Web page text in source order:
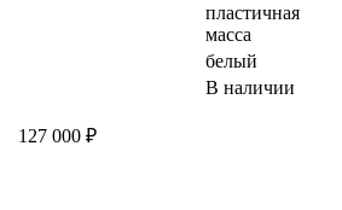
пластичная
масса
белый
В наличии
127 000 ₽